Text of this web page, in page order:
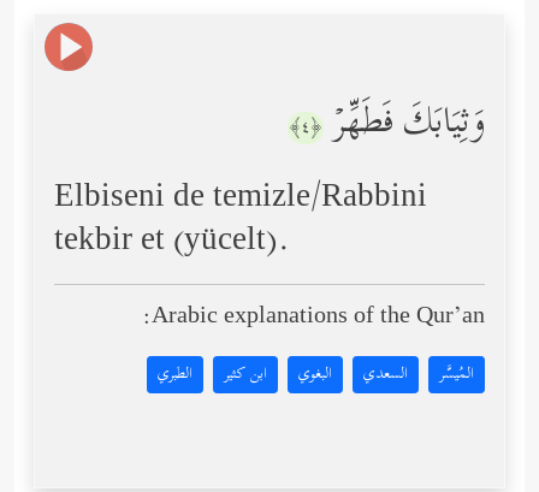
وَثِیَابَكَ فَطَهِّرۡ ﴿٤﴾
Elbiseni de temizle/Rabbini
tekbir et (yücelt).
Arabic explanations of the Qur’an:
المُيسَّر السعدي البغوي ابن كثير الطبري